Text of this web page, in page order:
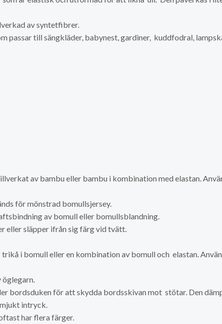
av syntetfibrer.
passar till sängkläder, babynest, gardiner, kuddfodral,
av bambu eller bambu i kombination med elastan.
för mönstrad bomullsjersey.
av bomull eller bomullsblandning.
eller släpper ifrån sig färg vid tvätt.
i bomull eller en kombination av bomull och elastan.
öglegarn.
bordsduken för att skydda bordsskivan mot stötar. Den
intryck.
har flera färger.